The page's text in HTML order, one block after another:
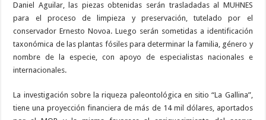
Daniel Aguilar, las piezas obtenidas serán trasladadas al MUHNES
para el proceso de limpieza y preservación, tutelado por el
conservador Ernesto Novoa. Luego serán sometidas a identificación
taxonómica de las plantas fósiles para determinar la familia, género y
nombre de la especie, con apoyo de especialistas nacionales e
internacionales.
La investigación sobre la riqueza paleontológica en sitio “La Gallina”,
tiene una proyección financiera de más de 14 mil dólares, aportados